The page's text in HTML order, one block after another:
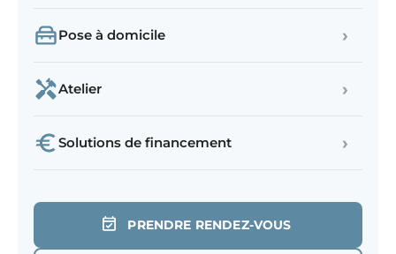
Pose à domicile ›
Atelier ›
Solutions de financement ›
PRENDRE RENDEZ-VOUS